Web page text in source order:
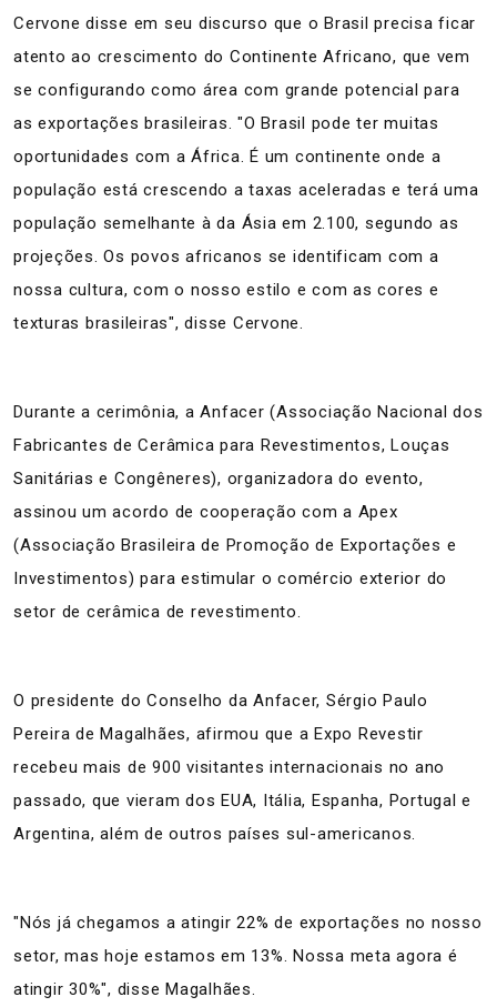
Cervone disse em seu discurso que o Brasil precisa ficar
atento ao crescimento do Continente Africano, que vem
se configurando como área com grande potencial para
as exportações brasileiras. "O Brasil pode ter muitas
oportunidades com a África. É um continente onde a
população está crescendo a taxas aceleradas e terá uma
população semelhante à da Ásia em 2.100, segundo as
projeções. Os povos africanos se identificam com a
nossa cultura, com o nosso estilo e com as cores e
texturas brasileiras", disse Cervone.
Durante a cerimônia, a Anfacer (Associação Nacional dos
Fabricantes de Cerâmica para Revestimentos, Louças
Sanitárias e Congêneres), organizadora do evento,
assinou um acordo de cooperação com a Apex
(Associação Brasileira de Promoção de Exportações e
Investimentos) para estimular o comércio exterior do
setor de cerâmica de revestimento.
O presidente do Conselho da Anfacer, Sérgio Paulo
Pereira de Magalhães, afirmou que a Expo Revestir
recebeu mais de 900 visitantes internacionais no ano
passado, que vieram dos EUA, Itália, Espanha, Portugal e
Argentina, além de outros países sul-americanos.
"Nós já chegamos a atingir 22% de exportações no nosso
setor, mas hoje estamos em 13%. Nossa meta agora é
atingir 30%", disse Magalhães.